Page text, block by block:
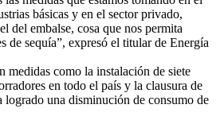
básicas y en el sector privado,
del embalse, cosa que nos permita
de sequía”, expresó el titular de Energía
medidas como la instalación de siete
en todo el país y la clausura de
logrado una disminución de consumo de